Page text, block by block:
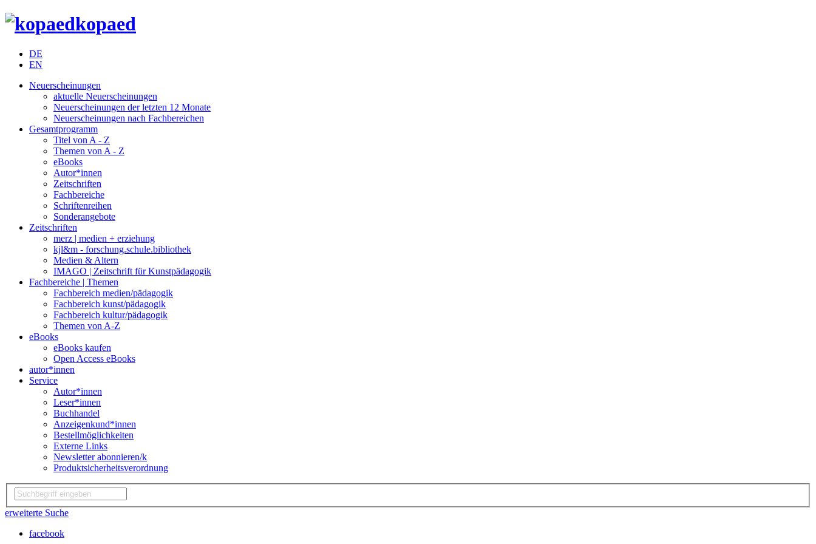
kopaed
DE
EN
Neuerscheinungen
aktuelle Neuerscheinungen
Neuerscheinungen der letzten 12 Monate
Neuerscheinungen nach Fachbereichen
Gesamtprogramm
Titel von A - Z
Themen von A - Z
eBooks
Autor*innen
Zeitschriften
Fachbereiche
Schriftenreihen
Sonderangebote
Zeitschriften
merz | medien + erziehung
kjl&m - forschung.schule.bibliothek
Medien & Altern
IMAGO | Zeitschrift für Kunstpädagogik
Fachbereiche | Themen
Fachbereich medien/pädagogik
Fachbereich kunst/pädagogik
Fachbereich kultur/pädagogik
Themen von A-Z
eBooks
eBooks kaufen
Open Access eBooks
autor*innen
Service
Autor*innen
Leser*innen
Buchhandel
Anzeigenkund*innen
Bestellmöglichkeiten
Externe Links
Newsletter abonnieren/k
Produktsicherheitsverordnung
erweiterte Suche
facebook